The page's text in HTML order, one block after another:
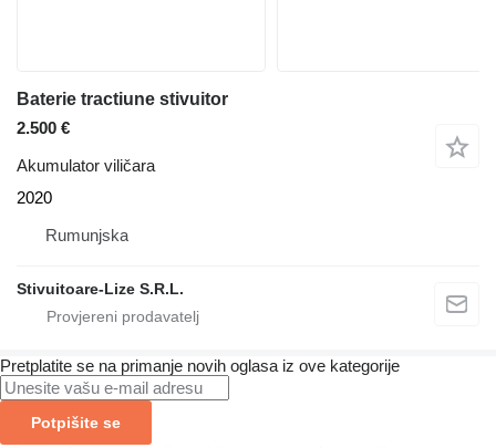
Baterie tractiune stivuitor
2.500 €
Akumulator viličara
2020
Rumunjska
Stivuitoare-Lize S.R.L.
Pretplatite se na primanje novih oglasa iz ove kategorije
Potpišite se